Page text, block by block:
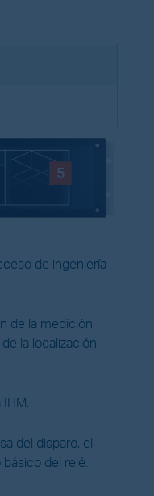
de ingeniería
de la medición,
la localización
del disparo, el
del relé.
5